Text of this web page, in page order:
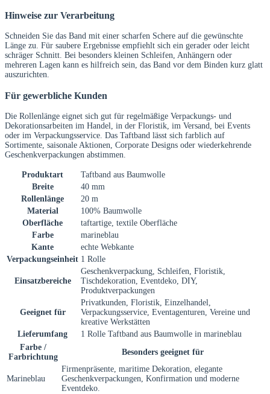
Hinweise zur Verarbeitung
Schneiden Sie das Band mit einer scharfen Schere auf die gewünschte
Länge zu. Für saubere Ergebnisse empfiehlt sich ein gerader oder leicht
schräger Schnitt. Bei besonders kleinen Schleifen, Anhängern oder
mehreren Lagen kann es hilfreich sein, das Band vor dem Binden kurz glatt
auszurichten.
Für gewerbliche Kunden
Die Rollenlänge eignet sich gut für regelmäßige Verpackungs- und
Dekorationsarbeiten im Handel, in der Floristik, im Versand, bei Events
oder im Verpackungsservice. Das Taftband lässt sich farblich auf
Sortimente, saisonale Aktionen, Corporate Designs oder wiederkehrende
Geschenkverpackungen abstimmen.
Produktart
Taftband aus Baumwolle
Breite
40 mm
Rollenlänge
20 m
Material
100% Baumwolle
Oberfläche
taftartige, textile Oberfläche
Farbe
marineblau
Kante
echte Webkante
Verpackungseinheit 1 Rolle
Einsatzbereiche
Geschenkverpackung, Schleifen, Floristik,
Tischdekoration, Eventdeko, DIY,
Produktverpackungen
Geeignet für
Privatkunden, Floristik, Einzelhandel,
Verpackungsservice, Eventagenturen, Vereine und
kreative Werkstätten
Lieferumfang
1 Rolle Taftband aus Baumwolle in marineblau
Farbe /
Farbrichtung
Besonders geeignet für
Marineblau
Firmenpräsente, maritime Dekoration, elegante
Geschenkverpackungen, Konfirmation und moderne
Eventdeko.